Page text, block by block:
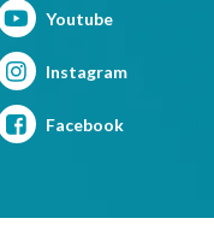
Youtube
Instagram
Facebook